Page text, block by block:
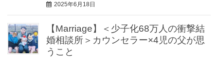
2025年6月18日
【Marriage】＜少子化68万人の衝撃結
婚相談所＞カウンセラー×4児の父が思
うこと